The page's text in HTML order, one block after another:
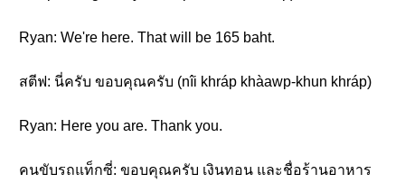
Ryan: We're here. That will be 165 baht.
สตีฟ: นี่ครับ ขอบคุณครับ (nîi khráp khàawp-khun khráp)
Ryan: Here you are. Thank you.
คนขับรถแท็กซี่: ขอบคุณครับ เงินทอน และชื่อร้านอาหาร